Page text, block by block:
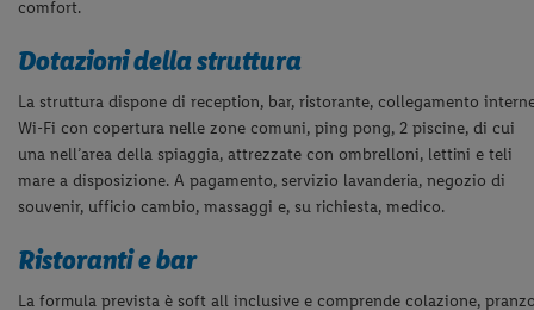
comfort.
Dotazioni della struttura
La struttura dispone di reception, bar, ristorante, collegamento
Wi-Fi con copertura nelle zone comuni, ping pong, 2 piscine, di cui
una nell’area della spiaggia, attrezzate con ombrelloni, lettini e teli
mare a disposizione. A pagamento, servizio lavanderia, negozio di
souvenir, ufficio cambio, massaggi e, su richiesta, medico.
Ristoranti e bar
La formula prevista è soft all inclusive e comprende colazione,